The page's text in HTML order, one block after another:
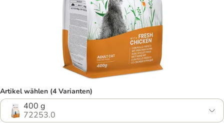
Artikel wählen (4 Varianten)
400 g
72253.0